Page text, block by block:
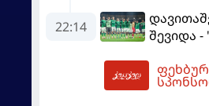
22:14
შევიდა -